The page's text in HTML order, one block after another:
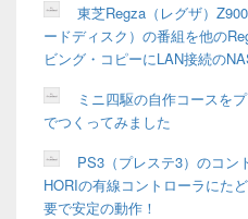
東芝Regza（レグザ）
ードディスク）の番組を他の
ビング・コピーにLAN接続の
ミニ四駆の自作コースを
でつくってみました
PS3（プレステ3）のコン
HORIの有線コントローラにた
要で安定の動作！